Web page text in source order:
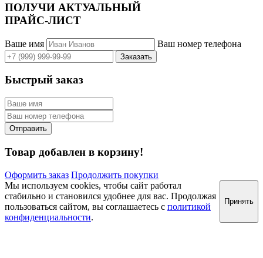
ПОЛУЧИ АКТУАЛЬНЫЙ
ПРАЙС-ЛИСТ
Ваше имя Ваш номер телефона
Быстрый заказ
Товар добавлен в корзину!
Оформить заказ Продолжить покупки
Мы используем cookies, чтобы сайт работал
стабильно и становился удобнее для вас. Продолжая
пользоваться сайтом, вы соглашаетесь с политикой
конфиденциальности.
Принять